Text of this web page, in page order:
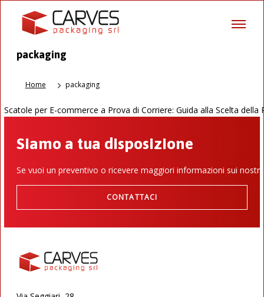
packaging
Home packaging
Scatole per E-commerce a Prova di Corriere: Guida alla Scelta
Siamo a tua disposizione
Se vuoi un preventivo o ricevere maggiori informazioni sui
CONTATTACI